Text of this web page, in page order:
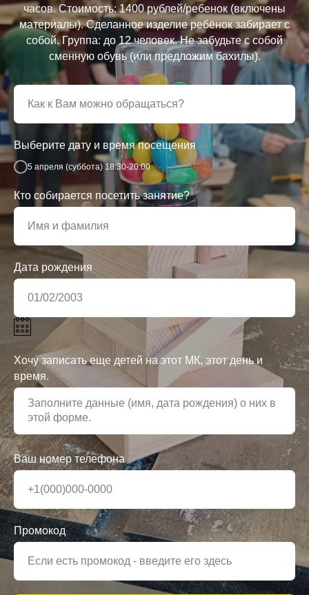
часов. Стоимость: 1400 рублей/ребенок (включены
материалы). Сделанное изделие ребёнок забирает с
собой. Группа: до 12 человек. Не забудьте с собой
сменную обувь (или предложим бахилы).
Выберите дату и время посещения
5 апреля (суббота) 18:30-20:00
Кто собирается посетить занятие?
Дата рождения
Хочу записать еще детей на этот МК, этот день и
время.
Ваш номер телефона
Промокод